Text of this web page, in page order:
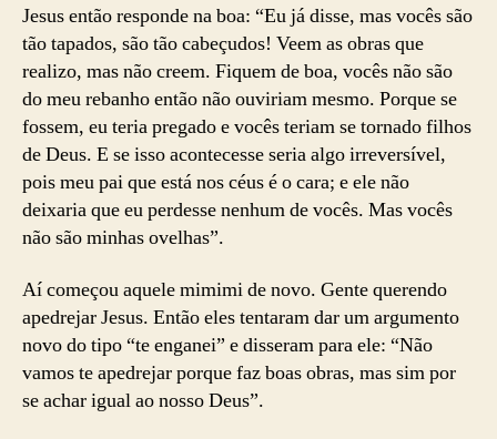
Jesus então responde na boa: “Eu já disse, mas vocês são
tão tapados, são tão cabeçudos! Veem as obras que
realizo, mas não creem. Fiquem de boa, vocês não são
do meu rebanho então não ouviriam mesmo. Porque se
fossem, eu teria pregado e vocês teriam se tornado filhos
de Deus. E se isso acontecesse seria algo irreversível,
pois meu pai que está nos céus é o cara; e ele não
deixaria que eu perdesse nenhum de vocês. Mas vocês
não são minhas ovelhas”.
Aí começou aquele mimimi de novo. Gente querendo
apedrejar Jesus. Então eles tentaram dar um argumento
novo do tipo “te enganei” e disseram para ele: “Não
vamos te apedrejar porque faz boas obras, mas sim por
se achar igual ao nosso Deus”.